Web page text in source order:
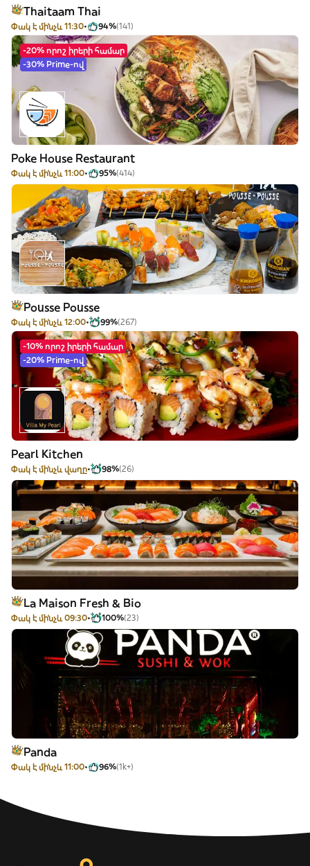
Thaitaam Thai
Փակ է մինչև 11:30 94%(141)
-20% որոշ իրերի համար
-30% Prime-ով
Poke House Restaurant
Փակ է մինչև 11:00 95%(414)
Pousse Pousse
Փակ է մինչև 12:00 99%(267)
-10% որոշ իրերի համար
-20% Prime-ով
Pearl Kitchen
Փակ է մինչև վաղը 98%(26)
La Maison Fresh & Bio
Փակ է մինչև 09:30 100%(23)
Panda
Փակ է մինչև 11:00 96%(1k+)